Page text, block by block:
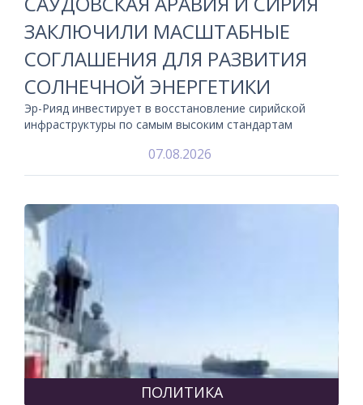
ЗАКЛЮЧИЛИ МАСШТАБНЫЕ
СОГЛАШЕНИЯ ДЛЯ РАЗВИТИЯ
СОЛНЕЧНОЙ ЭНЕРГЕТИКИ
Эр-Рияд инвестирует в восстановление сирийской
инфраструктуры по самым высоким стандартам
07.08.2026
ПОЛИТИКА